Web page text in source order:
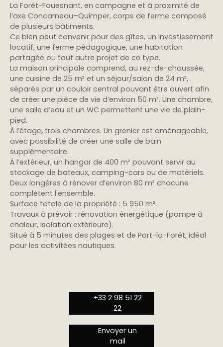
La Forêt-Fouesnant, en campagne et à proximité de
l’axe Concarneau–Quimper, corps de ferme composé
de plusieurs bâtiments.
Ce bien peut convenir pour des gîtes, un investissement
locatif, une ferme pédagogique, une habitation
partagée ou tout autre projet de ce type.
La maison principale comprend, au rez-de-chaussée,
une cuisine de 25 m² et un séjour/salon de 24 m²,
séparés par un couloir central pouvant être ouvert afin
de créer une pièce de vie d’environ 50 m². Une chambre,
une salle d’eau et un WC permettent une vie de plain-
pied.
À l’étage, trois chambres. Un grenier est aménageable,
avec possibilité de créer une salle de bain
supplémentaire.
À l’extérieur, un hangar de 400 m² pouvant servir au
stockage de bateaux, camping-cars ou de matériels.
Deux longères à rénover d’environ 80 m² chacune
complètent l'ensemble.
Surface totale de la propriété : 5 950 m².
Travaux à prévoir : rénovation énergétique (pompe à
chaleur, isolation extérieure).
Situé à 5 minutes des plages et de Port-la-Forêt, idéal
pour les activitées nautiques.
+33 2 98 51 22
22
Envoyer un
mail